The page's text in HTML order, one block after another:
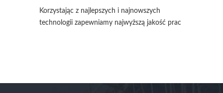
Korzystając z najlepszych i najnowszych
technologii zapewniamy najwyższą jakość prac